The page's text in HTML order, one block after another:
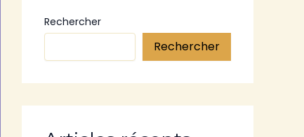
Rechercher
Rechercher